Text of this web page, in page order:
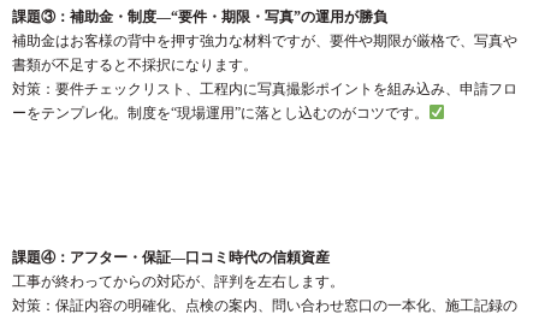
課題③：補助金・制度—“要件・期限・写真”の運用が勝負
補助金はお客様の背中を押す強力な材料ですが、要件や期限が厳格で、写真や
書類が不足すると不採択になります。
対策：要件チェックリスト、工程内に写真撮影ポイントを組み込み、申請フロ
ーをテンプレ化。制度を“現場運用”に落とし込むのがコツです。
課題④：アフター・保証—口コミ時代の信頼資産
工事が終わってからの対応が、評判を左右します。
対策：保証内容の明確化、点検の案内、問い合わせ窓口の一本化、施工記録の